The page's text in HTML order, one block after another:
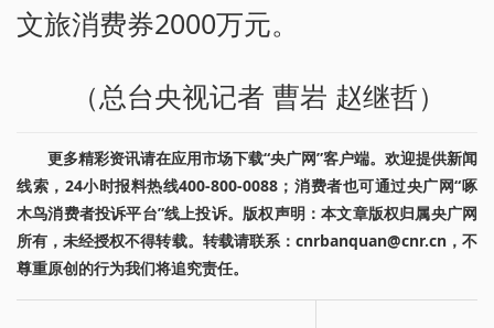
文旅消费券2000万元。
（总台央视记者 曹岩 赵继哲）
更多精彩资讯请在应用市场下载“央广网”客户端。欢迎提供新闻
线索，24小时报料热线400-800-0088；消费者也可通过央广网“啄
木鸟消费者投诉平台”线上投诉。版权声明：本文章版权归属央广网
所有，未经授权不得转载。转载请联系：cnrbanquan@cnr.cn，不
尊重原创的行为我们将追究责任。